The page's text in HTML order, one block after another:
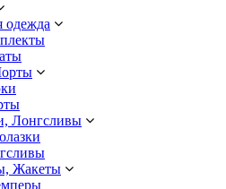
одежда
Лонгсливы
Жакеты